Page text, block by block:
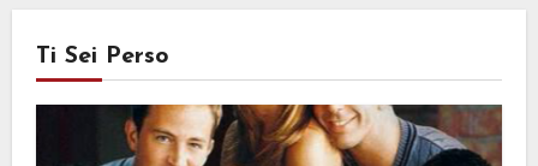
Ti Sei Perso